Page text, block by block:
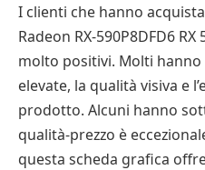
I clienti che hanno
Radeon RX-590P8DFD6
molto positivi. Molti
elevate, la qualità visiva e
prodotto. Alcuni hanno
qualità-prezzo è
questa scheda grafica